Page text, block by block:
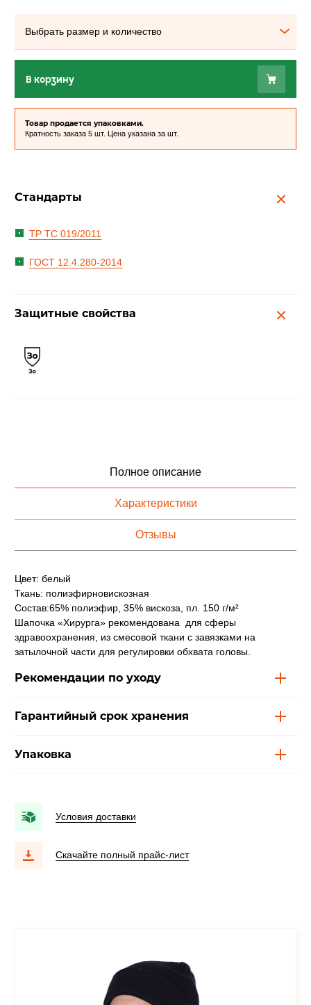
Выбрать размер и количество
В корзину
Товар продается упаковками.
Кратность заказа 5 шт. Цена указана за шт.
Стандарты
ТР ТС 019/2011
ГОСТ 12.4.280-2014
Защитные свойства
Полное описание
Характеристики
Отзывы
Цвет: белый
Ткань: полиэфирновискозная
Состав:65% полиэфир, 35% вискоза, пл. 150 г/м²
Шапочка «Хирурга» рекомендована для сферы
здравоохранения, из смесовой ткани с завязками на
затылочной части для регулировки обхвата головы.
Рекомендации по уходу
Гарантийный срок хранения
Упаковка
Условия доставки
Скачайте полный прайс-лист